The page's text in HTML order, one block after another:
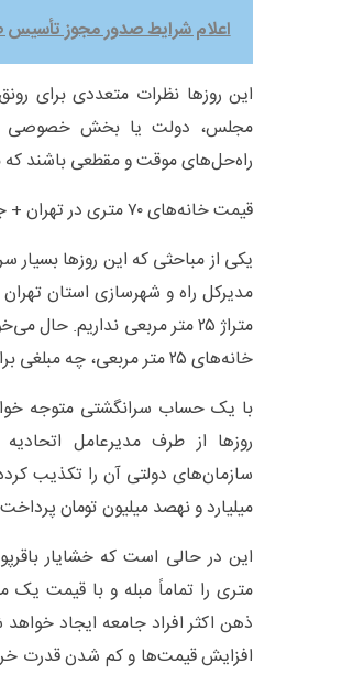
اعلام شرایط صدور مجوز
این روز‌ها نظرات متعددی برای
مجلس، دولت یا بخش خصوصی
راه‌حل‌های موقت و مقطعی باشند
قیمت خانه‌های ۷۰ متری در تهران + جدول
مدیرکل راه و شهرسازی استان
متراژ ۲۵ متر مربعی نداریم.
خانه‌های ۲۵ متر مربعی، چه مبلغی برای خرید آن‌ها باید پرداخت؟
روز‌ها از طرف مدیرعامل
سازمان‌های دولتی آن را تکذیب
میلیارد و نهصد میلیون تومان
متری را تماماً مبله و با قیمت یک
ذهن اکثر افراد جامعه ایجاد
افزایش قیمت‌ها و کم شدن قدرت